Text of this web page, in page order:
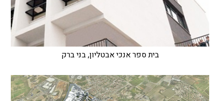
בית ספר אנכי אבטליון, בני ברק